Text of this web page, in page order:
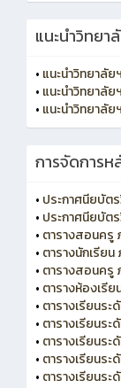
แนะนำวิทยา
• แนะนำวิทยาลั
• แนะนำวิทยาลั
• แนะนำวิทยาลั
การจัดการห
• ประกาศนียบัต
• ประกาศนียบัต
• ตารางสอนครู
• ตารางนักเรียน
• ตารางสอนครู
• ตารางห้องเรี
• ตารางเรียนร
• ตารางเรียนระ
• ตารางเรียนระ
• ตารางเรียนร
• ตารางเรียนระ